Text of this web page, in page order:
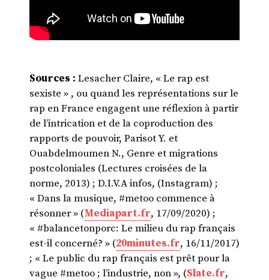
Sources : Lesacher Claire, « Le rap est
sexiste » , ou quand les représentations sur le
rap en France engagent une réflexion à partir
de l’intrication et de la coproduction des
rapports de pouvoir, Parisot Y. et
Ouabdelmoumen N., Genre et migrations
postcoloniales (Lectures croisées de la
norme, 2013) ; D.I.V.A infos, (Instagram) ;
« Dans la musique, #metoo commence à
résonner » (Mediapart.fr, 17/09/2020) ;
« #balancetonporc: Le milieu du rap français
est-il concerné? » (20minutes.fr, 16/11/2017)
; « Le public du rap français est prêt pour la
vague #metoo ; l’industrie, non », (Slate.fr,